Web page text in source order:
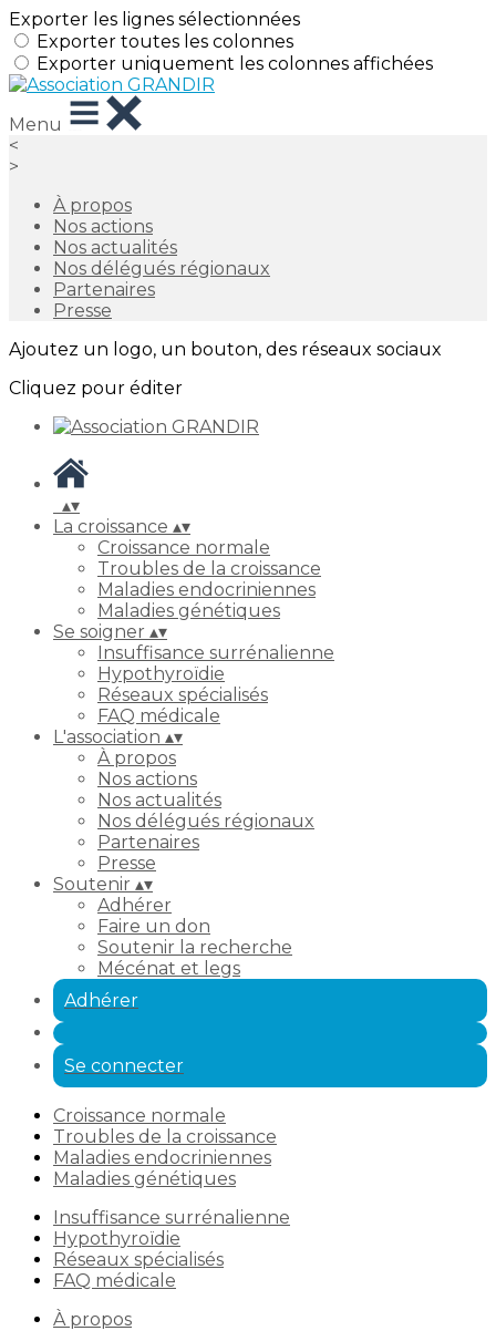
Exporter les lignes sélectionnées
Exporter toutes les colonnes
Exporter uniquement les colonnes affichées
Menu
<
>
À propos
Nos actions
Nos actualités
Nos délégués régionaux
Partenaires
Presse
Ajoutez un logo, un bouton, des réseaux sociaux
Cliquez pour éditer
▴▾
La croissance ▴▾
Croissance normale
Troubles de la croissance
Maladies endocriniennes
Maladies génétiques
Se soigner ▴▾
Insuffisance surrénalienne
Hypothyroïdie
Réseaux spécialisés
FAQ médicale
L'association ▴▾
À propos
Nos actions
Nos actualités
Nos délégués régionaux
Partenaires
Presse
Soutenir ▴▾
Adhérer
Faire un don
Soutenir la recherche
Mécénat et legs
Adhérer
Se connecter
Croissance normale
Troubles de la croissance
Maladies endocriniennes
Maladies génétiques
Insuffisance surrénalienne
Hypothyroïdie
Réseaux spécialisés
FAQ médicale
À propos